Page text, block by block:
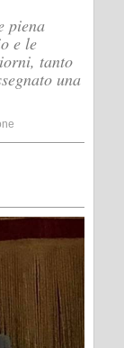
piena
e le
tanto
una